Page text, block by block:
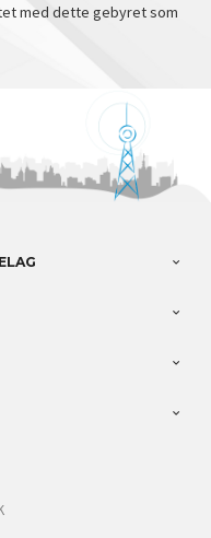
med dette gebyret som